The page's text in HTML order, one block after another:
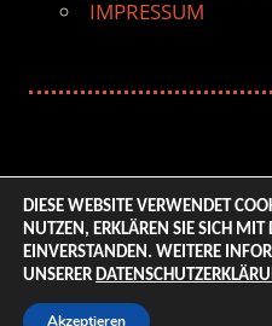
IMPRESSUM
© 2026 ENTERTAINMENT
All Rights Reserved. |
DIESE WEBSITE VERWENDET
NUTZEN, ERKLÄREN SIE SICH MIT
EINVERSTANDEN. WEITERE
UNSERER
Akzeptieren